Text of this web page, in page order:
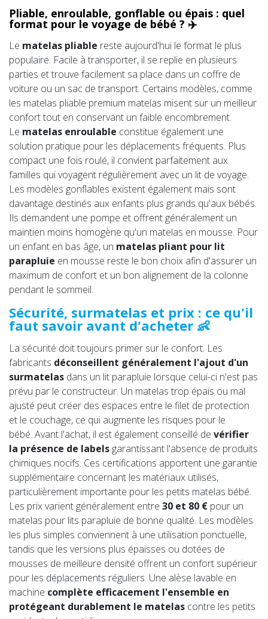
Pliable, enroulable, gonflable ou épais : quel
format pour le voyage de bébé ? ✈️
Le matelas pliable reste aujourd'hui le format le plus
populaire. Facile à transporter, il se replie en plusieurs
parties et trouve facilement sa place dans un coffre de
voiture ou un sac de transport. Certains modèles, comme
les matelas pliable premium matelas misent sur un meilleur
confort tout en conservant un faible encombrement.
Le matelas enroulable constitue également une
solution pratique pour les déplacements fréquents. Plus
compact une fois roulé, il convient parfaitement aux
familles qui voyagent régulièrement avec un lit de voyage.
Les modèles gonflables existent également mais sont
davantage destinés aux enfants plus grands qu'aux bébés.
Ils demandent une pompe et offrent généralement un
maintien moins homogène qu'un matelas en mousse. Pour
un enfant en bas âge, un matelas pliant pour lit
parapluie en mousse reste le bon choix afin d'assurer un
maximum de confort et un bon alignement de la colonne
pendant le sommeil.
Sécurité, surmatelas et prix : ce qu'il
faut savoir avant d'acheter 👶
La sécurité doit toujours primer sur le confort. Les
fabricants déconseillent généralement l'ajout d'un
surmatelas dans un lit parapluie lorsque celui-ci n'est pas
prévu par le constructeur. Un matelas trop épais ou mal
ajusté peut créer des espaces entre le filet de protection
et le couchage, ce qui augmente les risques pour le
bébé. Avant l'achat, il est également conseillé de vérifier
la présence de labels garantissant l'absence de produits
chimiques nocifs. Ces certifications apportent une garantie
supplémentaire concernant les matériaux utilisés,
particulièrement importante pour les petits matelas bébé.
Les prix varient généralement entre 30 et 80 € pour un
matelas pour lits parapluie de bonne qualité. Les modèles
les plus simples conviennent à une utilisation ponctuelle,
tandis que les versions plus épaisses ou dotées de
mousses de meilleure densité offrent un confort supérieur
pour les déplacements réguliers. Une alèse lavable en
machine complète efficacement l'ensemble en
protégeant durablement le matelas contre les petits